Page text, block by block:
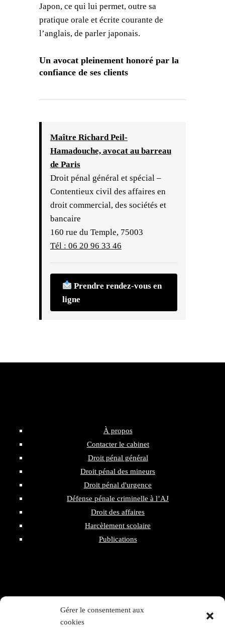
Gérer le consentement aux
cookies
Japon, ce qui lui permet, outre sa
pratique orale et écrite courante de
l’anglais, de parler japonais.
Un avocat pleinement honoré par la
confiance de ses clients
Maître Richard Peil-
Hamadouche, avocat au barreau
de Paris
Droit pénal général et spécial –
Contentieux civil des affaires en
droit commercial, des sociétés et
bancaire
160 rue du Temple, 75003
Tél : 06 20 96 33 46
Prendre rendez-vous en
ligne
À propos
Contacter le cabinet
Droit pénal général
Droit pénal des mineurs
Droit pénal d'urgence
Défense pénale criminelle à l’AJ
Droit des affaires
Harcèlement scolaire
Publications
160 rue du Temple